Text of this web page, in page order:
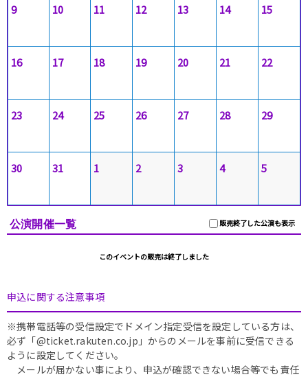
9 10 11 12 13 14 15
16 17 18 19 20 21 22
23 24 25 26 27 28 29
30 31 1 2 3 4 5
販売終了した公演も表示
公演開催一覧
このイベントの販売は終了しました
申込に関する注意事項
※携帯電話等の受信設定でドメイン指定受信を設定している方は、
必ず「@ticket.rakuten.co.jp」からのメールを事前に受信できる
ように設定してください。
メールが届かない事により、申込が確認できない場合等でも責任